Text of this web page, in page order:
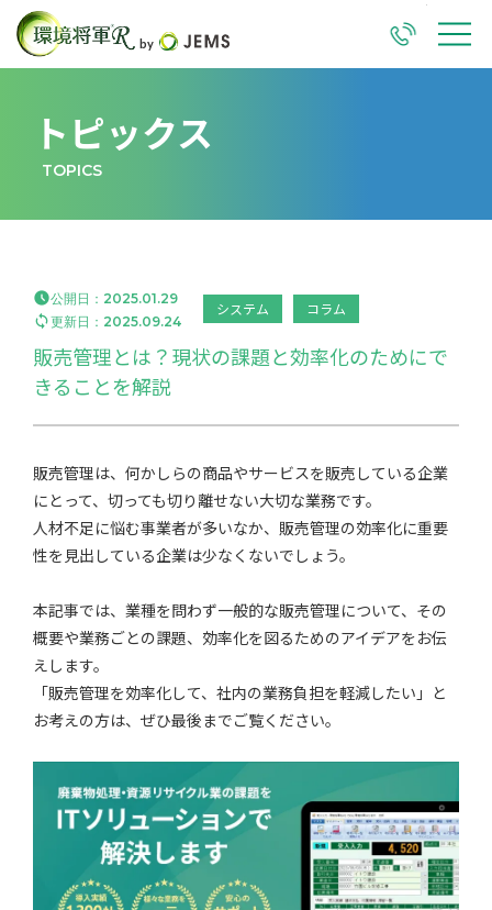
トピックス
TOPICS
公開日： 2025.01.29
更新日： 2025.09.24
システム コラム
販売管理とは？現状の課題と効率化のためにで
きることを解説
販売管理は、何かしらの商品やサービスを販売している企業
にとって、切っても切り離せない大切な業務です。
人材不足に悩む事業者が多いなか、販売管理の効率化に重要
性を見出している企業は少なくないでしょう。
本記事では、業種を問わず一般的な販売管理について、その
概要や業務ごとの課題、効率化を図るためのアイデアをお伝
えします。
「販売管理を効率化して、社内の業務負担を軽減したい」と
お考えの方は、ぜひ最後までご覧ください。